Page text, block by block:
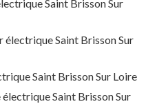
Saint Brisson Sur
Saint Brisson Sur
Saint Brisson Sur Loire
Saint Brisson Sur